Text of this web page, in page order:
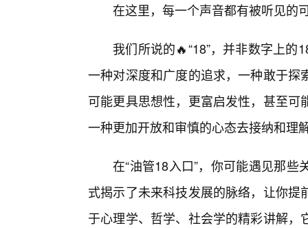
在这里，每一个声音都有被听见的
我们所说的🔥“18”，并非数字上
一种对深度和广度的追求，一种敢于
可能更具思想性，更富启发性，甚至
一种更加开放和审慎的心态去接纳和理
在“油管18入口”，你可能遇见那
式揭示了未来科技发展的脉络，让你
于心理学、哲学、社会学的精彩讲解